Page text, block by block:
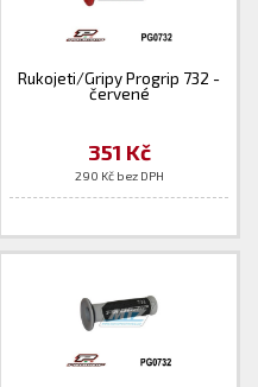
Rukojeti/Gripy Progrip 732 -
červené
351 Kč
290 Kč bez DPH